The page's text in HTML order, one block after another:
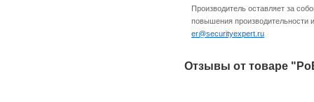
Производитель оставляет за
повышения производительности
er@securityexpert.ru
Отзывы от товаре